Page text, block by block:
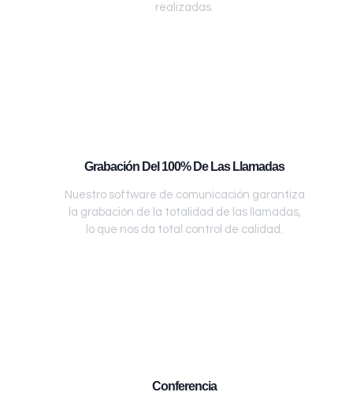
realizadas.
Grabación Del 100% De Las Llamadas
Nuestro software de comunicación garantiza
la grabación de la totalidad de las llamadas,
lo que nos da total control de calidad.
Conferencia